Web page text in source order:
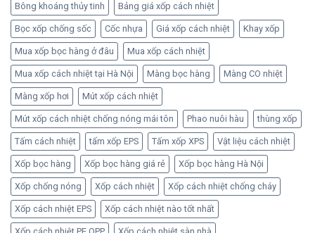
Bông khoáng thủy tinh Bảng giá xốp cách nhiệt
Bọc xốp chống sốc Cốc nhựa Giá xốp cách nhiệt Khay xốp
Mua xốp bọc hàng ở đâu Mua xốp cách nhiệt
Mua xốp cách nhiệt tại Hà Nội Màng bọc hàng Màng CO nhiệt
Màng xốp hơi Mút xốp cách nhiệt
Mút xốp cách nhiệt chống nóng mái tôn Phao nuôi hàu thùng xốp
Tấm cách nhiệt tấm xốp EPS Tấm xốp XPS Vật liệu cách nhiệt
Xốp bọc hàng Xốp bọc hàng giá rẻ Xốp bọc hàng Hà Nội
Xốp chống nóng Xốp cách nhiệt Xốp cách nhiệt chống cháy
Xốp cách nhiệt EPS Xốp cách nhiệt nào tốt nhất